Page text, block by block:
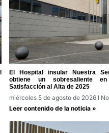
El Hospital insular Nuestra
obtiene un sobresaliente
Satisfacción al Alta de 2025
miércoles 5 de agosto de 2026
Leer contenido de la noticia »